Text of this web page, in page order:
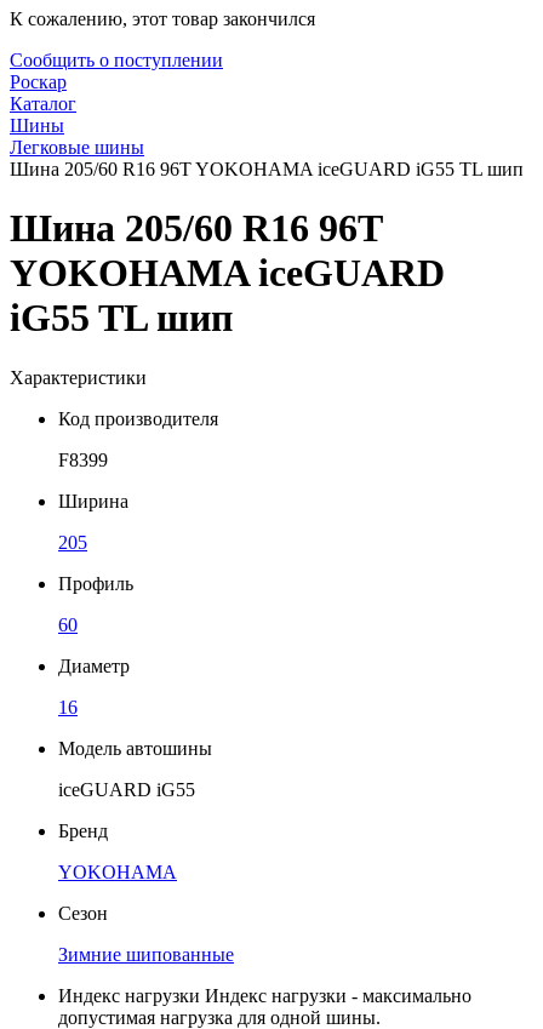
К сожалению, этот товар закончился
Сообщить о поступлении
Роскар
Каталог
Шины
Легковые шины
Шина 205/60 R16 96T YOKOHAMA iceGUARD iG55 TL шип
Шина 205/60 R16 96T
YOKOHAMA iceGUARD
iG55 TL шип
Характеристики
Код производителя
F8399
Ширина
205
Профиль
60
Диаметр
16
Модель автошины
iceGUARD iG55
Бренд
YOKOHAMA
Сезон
Зимние шипованные
Индекс нагрузки Индекс нагрузки - максимально
допустимая нагрузка для одной шины.